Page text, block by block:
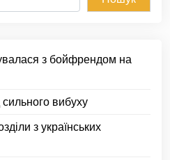
з бойфрендом на
вибуху
з українських